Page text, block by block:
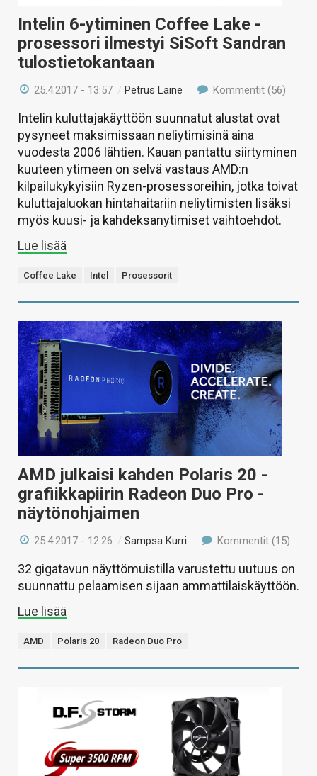
Intelin 6-ytiminen Coffee Lake -
prosessori ilmestyi SiSoft Sandran
tulostietokantaan
25.4.2017 - 13:57 /Petrus Laine Kommentit (56)
Intelin kuluttajakäyttöön suunnatut alustat ovat
pysyneet maksimissaan neliytimisinä aina
vuodesta 2006 lähtien. Kauan pantattu siirtyminen
kuuteen ytimeen on selvä vastaus AMD:n
kilpailukykyisiin Ryzen-prosessoreihin, jotka toivat
kuluttajaluokan hintahaitariin neliytimisten lisäksi
myös kuusi- ja kahdeksanytimiset vaihtoehdot.
Lue lisää
Coffee Lake Intel Prosessorit
AMD julkaisi kahden Polaris 20 -
grafiikkapiirin Radeon Duo Pro -
näytönohjaimen
25.4.2017 - 12:26 /Sampsa Kurri Kommentit (15)
32 gigatavun näyttömuistilla varustettu uutuus on
suunnattu pelaamisen sijaan ammattilaiskäyttöön.
Lue lisää
AMD Polaris 20 Radeon Duo Pro